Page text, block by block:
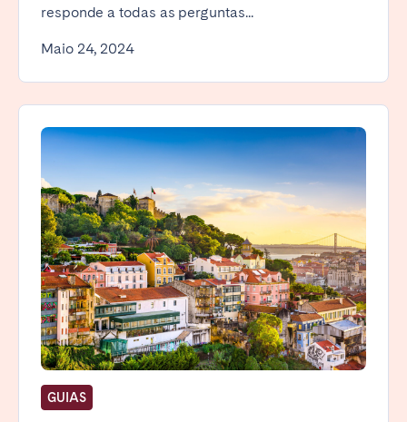
responde a todas as perguntas...
Maio 24, 2024
GUIAS